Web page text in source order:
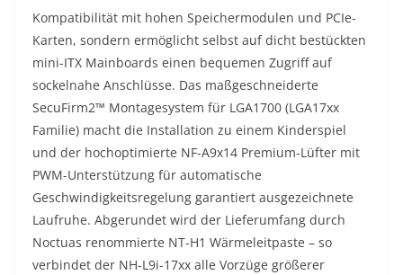
Kompatibilität mit hohen Speichermodulen und PCIe-
Karten, sondern ermöglicht selbst auf dicht bestückten
mini-ITX Mainboards einen bequemen Zugriff auf
sockelnahe Anschlüsse. Das maßgeschneiderte
SecuFirm2™ Montagesystem für LGA1700 (LGA17xx
Familie) macht die Installation zu einem Kinderspiel
und der hochoptimierte NF-A9x14 Premium-Lüfter mit
PWM-Unterstützung für automatische
Geschwindigkeitsregelung garantiert ausgezeichnete
Laufruhe. Abgerundet wird der Lieferumfang durch
Noctuas renommierte NT-H1 Wärmeleitpaste – so
verbindet der NH-L9i-17xx alle Vorzüge größerer